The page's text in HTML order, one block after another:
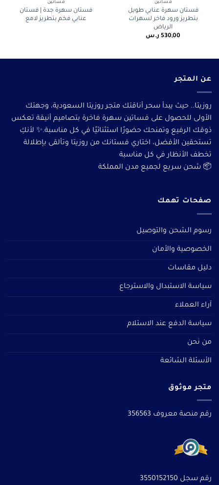
فساتين
فستان سهرة عنابي طويل
بتطريز ورود فاخر لسهرات
الرياض
530,00 ر.س
فساتين
فستان سهرة جدة | فستان
عنابي فخم بتطريز لامع
عن المتجر
روزيتا.. حيث يبدأ سحر أناقتك متجر روزيتا السعودية، وجهتك
الأولى للحصول على فساتين سهرة فاخرة بتصاميم أنيقة تعكس
ذوقك الرفيع وتمنحك حضورًا استثنائيًا في كل مناسبة.✨ لأنكِ
تستحقين الأفضل، اختاري فستانك من روزيتا وتألقى بإطلالة
تخطف الأنظار في كل مناسبة
📦 شحن سريع لجميع مدن المملكة
صفحات تهمك
رسوم الشحن والتوصيل
الخصوصية والأمان
دليل مقاسات
سياسة الاستبدال والاسترجاع
آراء العملاء
سياسة الدفع عند الاستلام
من نحن
الأسئلة الشائعة
متجر موثوق
رقم منصة معروف 356563
رقم سجل 3550152150